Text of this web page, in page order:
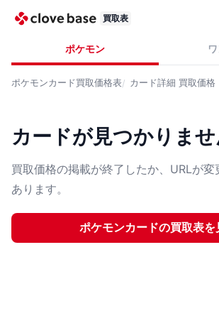
買取表
ポケモン
ポケモンカード買取価格表 カード詳細 買取価格
カードが見つかりま
買取価格の掲載が終了したか、URLが
あります。
ポケモンカードの買取表を